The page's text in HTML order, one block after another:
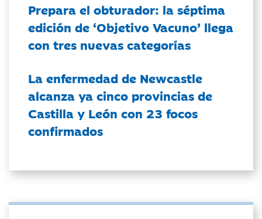
Prepara el obturador: la séptima
edición de ‘Objetivo Vacuno’ llega
con tres nuevas categorías
La enfermedad de Newcastle
alcanza ya cinco provincias de
Castilla y León con 23 focos
confirmados